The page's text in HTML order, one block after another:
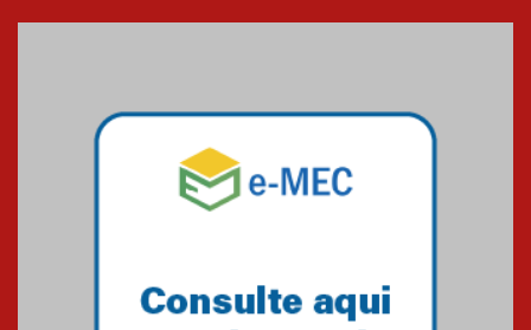
04.08.2026
Mackenzie recepciona os
calouros do segundo semestre